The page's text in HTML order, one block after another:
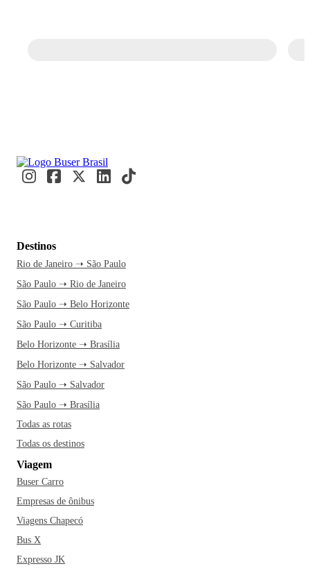
Destinos
Rio de Janeiro ➝ São Paulo
São Paulo ➝ Rio de Janeiro
São Paulo ➝ Belo Horizonte
São Paulo ➝ Curitiba
Belo Horizonte ➝ Brasília
Belo Horizonte ➝ Salvador
São Paulo ➝ Salvador
São Paulo ➝ Brasília
Todas as rotas
Todas os destinos
Viagem
Buser Carro
Empresas de ônibus
Viagens Chapecó
Bus X
Expresso JK